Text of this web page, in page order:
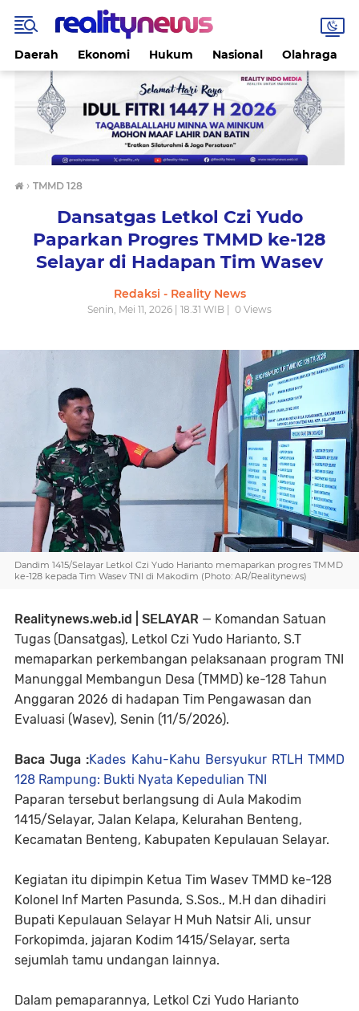
Daerah Ekonomi Hukum Nasional Olahraga
› TMMD 128
Dansatgas Letkol Czi Yudo
Paparkan Progres TMMD ke-128
Selayar di Hadapan Tim Wasev
Redaksi - Reality News
Senin, Mei 11, 2026 | 18.31 WIB | 0 Views
Dandim 1415/Selayar Letkol Czi Yudo Harianto memaparkan progres TMMD
ke-128 kepada Tim Wasev TNI di Makodim (Photo: AR/Realitynews)
Realitynews.web.id | SELAYAR — Komandan Satuan
Tugas (Dansatgas), Letkol Czi Yudo Harianto, S.T
memaparkan perkembangan pelaksanaan program TNI
Manunggal Membangun Desa (TMMD) ke-128 Tahun
Anggaran 2026 di hadapan Tim Pengawasan dan
Evaluasi (Wasev), Senin (11/5/2026).
Baca Juga :Kades Kahu-Kahu Bersyukur RTLH TMMD
128 Rampung: Bukti Nyata Kepedulian TNI
Paparan tersebut berlangsung di Aula Makodim
1415/Selayar, Jalan Kelapa, Kelurahan Benteng,
Kecamatan Benteng, Kabupaten Kepulauan Selayar.
Kegiatan itu dipimpin Ketua Tim Wasev TMMD ke-128
Kolonel Inf Marten Pasunda, S.Sos., M.H dan dihadiri
Bupati Kepulauan Selayar H Muh Natsir Ali, unsur
Forkopimda, jajaran Kodim 1415/Selayar, serta
sejumlah tamu undangan lainnya.
Dalam pemaparannya, Letkol Czi Yudo Harianto